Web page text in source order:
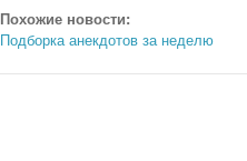
Похожие новости:
Подборка анекдотов за неделю